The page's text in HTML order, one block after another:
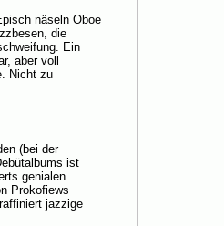
näseln Oboe
die
Ein
aber voll
Nicht zu
(bei der
ist
genialen
Prokofiews
jazzige